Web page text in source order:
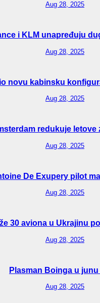
Aug 28, 2025
i KLM unapređuju
Aug 28, 2025
novu kabinsku
Aug 28, 2025
redukuje letove
Aug 28, 2025
De Exupery pilot
Aug 28, 2025
30 aviona u Ukrajinu
Aug 28, 2025
Plasman Boinga u junu
Aug 28, 2025